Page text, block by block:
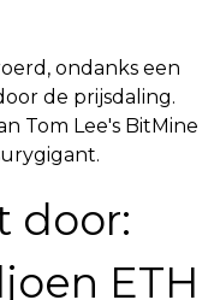
ondanks een
de prijsdaling.
Tom Lee's BitMine
door:
ETH